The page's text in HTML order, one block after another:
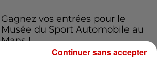
Gagnez vos entrées pour le
Musée du Sport Automobile au
Mans !
Continuer sans accepter